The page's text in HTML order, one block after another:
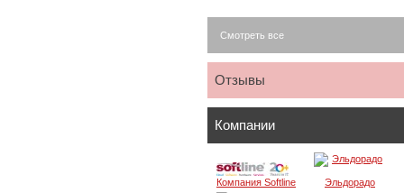
Смотреть все
Отзывы
Компании
Компания Softline Эльдорадо